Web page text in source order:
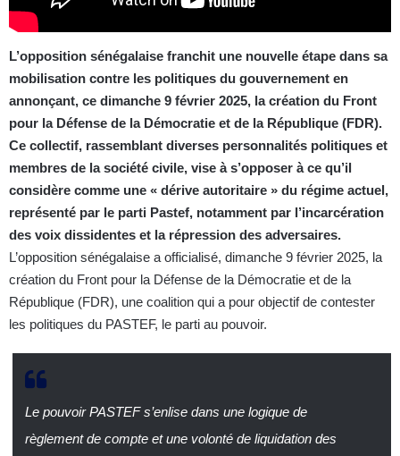
L’opposition sénégalaise franchit une nouvelle étape dans sa
mobilisation contre les politiques du gouvernement en
annonçant, ce dimanche 9 février 2025, la création du Front
pour la Défense de la Démocratie et de la République (FDR).
Ce collectif, rassemblant diverses personnalités politiques et
membres de la société civile, vise à s’opposer à ce qu’il
considère comme une « dérive autoritaire » du régime actuel,
représenté par le parti Pastef, notamment par l’incarcération
des voix dissidentes et la répression des adversaires.
L’opposition sénégalaise a officialisé, dimanche 9 février 2025, la
création du Front pour la Défense de la Démocratie et de la
République (FDR), une coalition qui a pour objectif de contester
les politiques du PASTEF, le parti au pouvoir.
Le pouvoir PASTEF s’enlise dans une logique de
règlement de compte et une volonté de liquidation des